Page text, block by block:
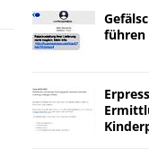
führen